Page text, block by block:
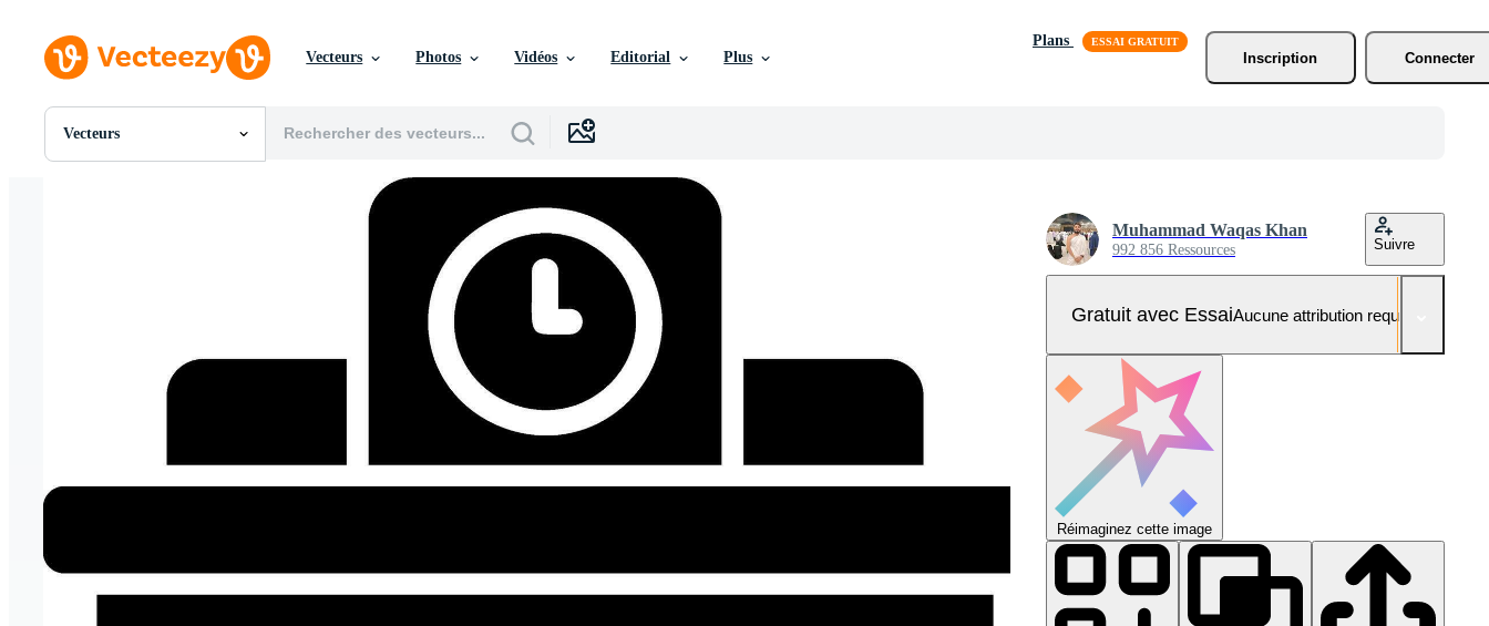
Vecteurs Photos Vidéos Editorial Plus
Plans
Inscription
Connecter
Vecteurs
Toutes Images
Images Éditoriales
Événements Éditoriaux
Muhammad Waqas Khan
992 856 Ressources Suivre
Gratuit avec EssaiAucune attribution requise
Réimaginez cette image